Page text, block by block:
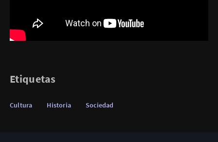
Etiquetas
Cultura Historia Sociedad